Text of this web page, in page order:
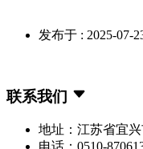
发布于 : 2025-07-
联系我们
地址：江苏省宜